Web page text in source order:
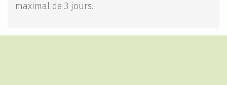
maximal de 3 jours.